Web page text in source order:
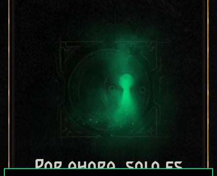
Por ahora, solo es